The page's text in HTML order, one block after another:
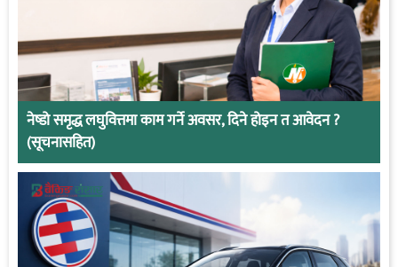
नेष्डो समृद्ध लघुवित्तमा काम गर्ने अवसर, दिने होइन त आवेदन ?
(सूचनासहित)